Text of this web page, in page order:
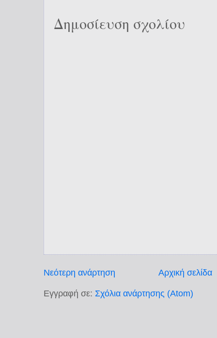
Δημοσίευση σχολίου
Νεότερη ανάρτηση Αρχική σελίδα
Εγγραφή σε: Σχόλια ανάρτησης (Atom)